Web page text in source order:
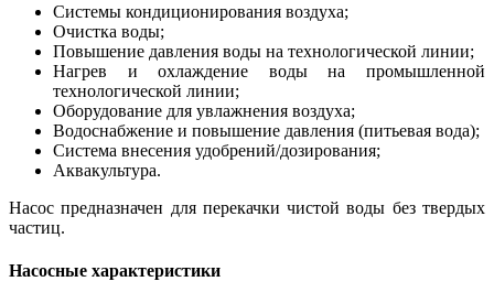
Системы кондиционирования воздуха;
Очистка воды;
Повышение давления воды на технологической линии;
Нагрев и охлаждение воды на промышленной
технологической линии;
Оборудование для увлажнения воздуха;
Водоснабжение и повышение давления (питьевая вода);
Система внесения удобрений/дозирования;
Аквакультура.
Насос предназначен для перекачки чистой воды без твердых
частиц.
Насосные характеристики